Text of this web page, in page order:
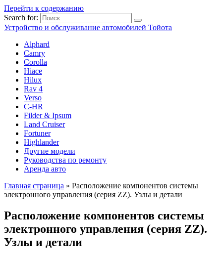
Перейти к содержанию
Search for:
Устройство и обслуживание автомобилей Тойота
Alphard
Camry
Corolla
Hiace
Hilux
Rav 4
Verso
C-HR
Filder & Ipsum
Land Cruiser
Fortuner
Highlander
Другие модели
Руководства по ремонту
Аренда авто
Главная страница » Расположение компонентов системы
электронного управления (серия ZZ). Узлы и детали
Расположение компонентов системы
электронного управления (серия ZZ).
Узлы и детали